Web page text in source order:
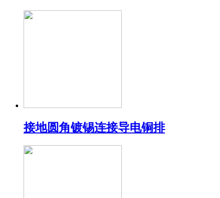
接地圆角镀锡连接导电铜排